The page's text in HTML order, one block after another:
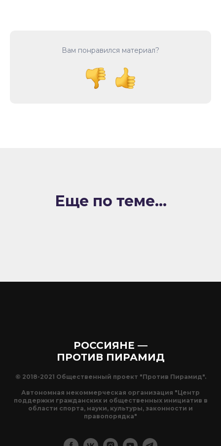
Вам понравился материал?
Еще по теме...
РОССИЯНЕ —
ПРОТИВ ПИРАМИД
© 2018-2021 Общественный проект "Против Пирамид".
Автономная некоммерческая организация "Центр
поддержки гражданских и общественных инициатив в
области спорта, науки, культуры, законности и
правопорядка"